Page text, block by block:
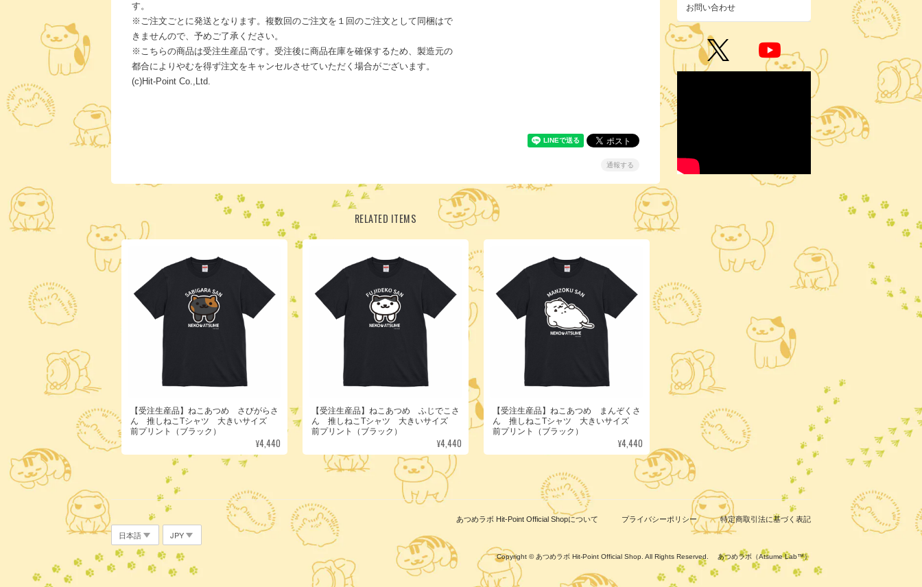
す。
※ご注文ごとに発送となります。複数回のご注文を１回のご注文として同梱はで
きませんので、予めご了承ください。
※こちらの商品は受注生産品です。受注後に商品在庫を確保するため、製造元の
都合によりやむを得ず注文をキャンセルさせていただく場合がございます。
(c)Hit-Point Co.,Ltd.
通報する
RELATED ITEMS
【受注生産品】ねこあつめ さびがらさ
ん 推しねこTシャツ 大きいサイズ
前プリント（ブラック）
¥4,440
【受注生産品】ねこあつめ ふじでこさ
ん 推しねこTシャツ 大きいサイズ
前プリント（ブラック）
¥4,440
【受注生産品】ねこあつめ まんぞくさ
ん 推しねこTシャツ 大きいサイズ
前プリント（ブラック）
¥4,440
お問い合わせ
あつめラボ Hit-Point Official Shopについて プライバシーポリシー 特定商取引法に基づく表記
Copyright © あつめラボ Hit-Point Official Shop. All Rights Reserved. あつめラボ（Atsume Lab™）